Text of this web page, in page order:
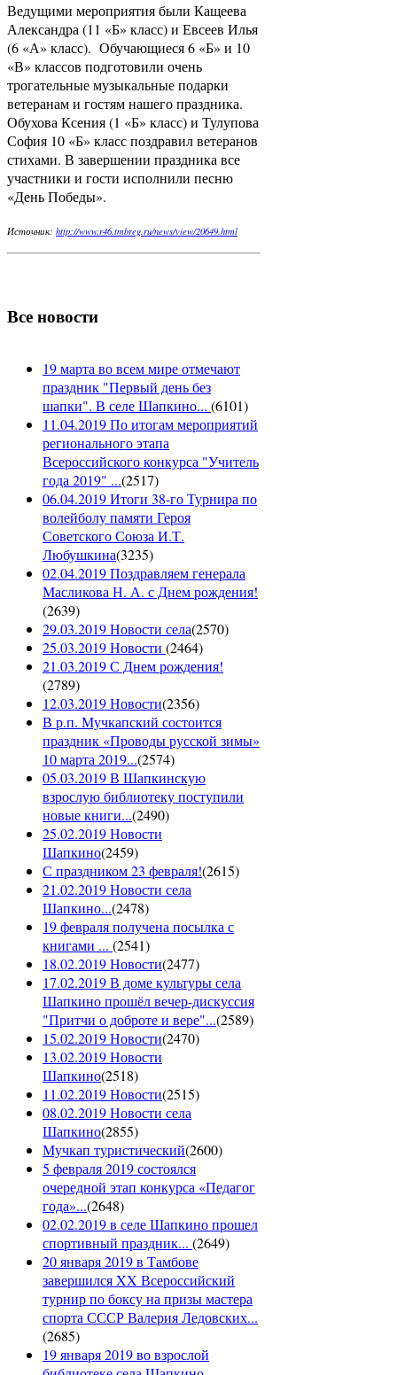
Ведущими мероприятия были Кащеева
Александра (11 «Б» класс) и Евсеев Илья
(6 «А» класс). Обучающиеся 6 «Б» и 10
«В» классов подготовили очень
трогательные музыкальные подарки
ветеранам и гостям нашего праздника.
Обухова Ксения (1 «Б» класс) и Тулупова
София 10 «Б» класс поздравил ветеранов
стихами. В завершении праздника все
участники и гости исполнили песню
«День Победы».
Источник: http://www.r46.tmbreg.ru/news/view/20649.html
Все новости
19 марта во всем мире отмечают
праздник "Первый день без
шапки". В селе Шапкино... (6101)
11.04.2019 По итогам мероприятий
регионального этапа
Всероссийского конкурса "Учитель
года 2019" ...(2517)
06.04.2019 Итоги 38-го Турнира по
волейболу памяти Героя
Советского Союза И.Т.
Любушкина(3235)
02.04.2019 Поздравляем генерала
Масликова Н. А. с Днем рождения!
(2639)
29.03.2019 Новости села(2570)
25.03.2019 Новости (2464)
21.03.2019 С Днем рождения!
(2789)
12.03.2019 Новости(2356)
В р.п. Мучкапский состоится
праздник «Проводы русской зимы»
10 марта 2019...(2574)
05.03.2019 В Шапкинскую
взрослую библиотеку поступили
новые книги...(2490)
25.02.2019 Новости
Шапкино(2459)
С праздником 23 февраля!(2615)
21.02.2019 Новости села
Шапкино...(2478)
19 февраля получена посылка с
книгами ... (2541)
18.02.2019 Новости(2477)
17.02.2019 В доме культуры села
Шапкино прошёл вечер-дискуссия
"Притчи о доброте и вере"...(2589)
15.02.2019 Новости(2470)
13.02.2019 Новости
Шапкино(2518)
11.02.2019 Новости(2515)
08.02.2019 Новости села
Шапкино(2855)
Мучкап туристический(2600)
5 февраля 2019 состоялся
очередной этап конкурса «Педагог
года»...(2648)
02.02.2019 в селе Шапкино прошел
спортивный праздник... (2649)
20 января 2019 в Тамбове
завершился XX Всероссийский
турнир по боксу на призы мастера
спорта СССР Валерия Ледовских...
(2685)
19 января 2019 во взрослой